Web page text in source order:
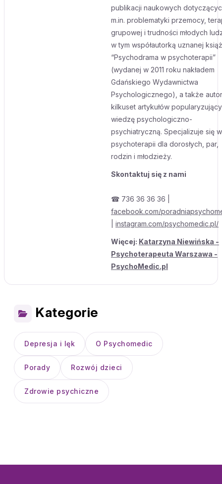
publikacji naukowych
m.in. problematyki przemocy,
grupowej i trudności młodych
w tym współautorką uznanej
“Psychodrama w psychoterapii”
(wydanej w 2011 roku nakładem
Gdańskiego Wydawnictwa
Psychologicznego), a także
kilkuset artykułów
wiedzę psychologiczno-
psychiatryczną. Specjalizuje się w
psychoterapii dla dorosłych, par,
rodzin i młodzieży.
Skontaktuj się z nami
☎ 736 36 36 36 |
facebook.com/
instagram.com/psychomedic.pl/
Więcej: Katarzyna Niewińska -
Psychoterapeuta Warszawa -
PsychoMedic.pl
Kategorie
Depresja i lęk O Psychomedic
Porady Rozwój dzieci
Zdrowie psychiczne